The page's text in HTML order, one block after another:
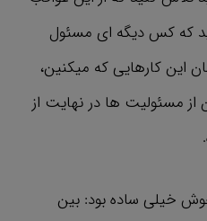
که کس دیگه ای مسئول
این کارهایی که میکنین،
از مسئولیت ها در نهایت از
خیلی ساده بود: بین